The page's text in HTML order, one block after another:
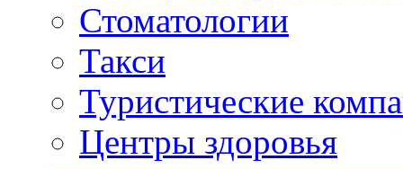
Стоматологии
Такси
Туристические
Центры здоровья